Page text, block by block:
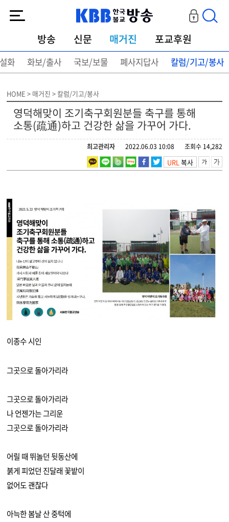
방송 신문 매거진 포교후원
화 화보/출사 국보/보물 폐사지답사 칼럼/기고/봉사
HOME > 매거진 > 칼럼/기고/봉사
영덕해맞이 조기축구회원분들 축구를 통해
소통(疏通)하고 건강한 삶을 가꾸어 가다.
조회수 14,282
2022.06.03 10:08
최고관리자
URL복사
이종수 시인
그곳으로 돌아가리라
그곳으로 돌아가리라
나 언젠가는 그리운
그곳으로 돌아가리라
어릴 때 뛰놀던 뒷동산에
붉게 피었던 진달래 꽃밭이
없어도 괜찮다
아늑한 봄날 산 중턱에